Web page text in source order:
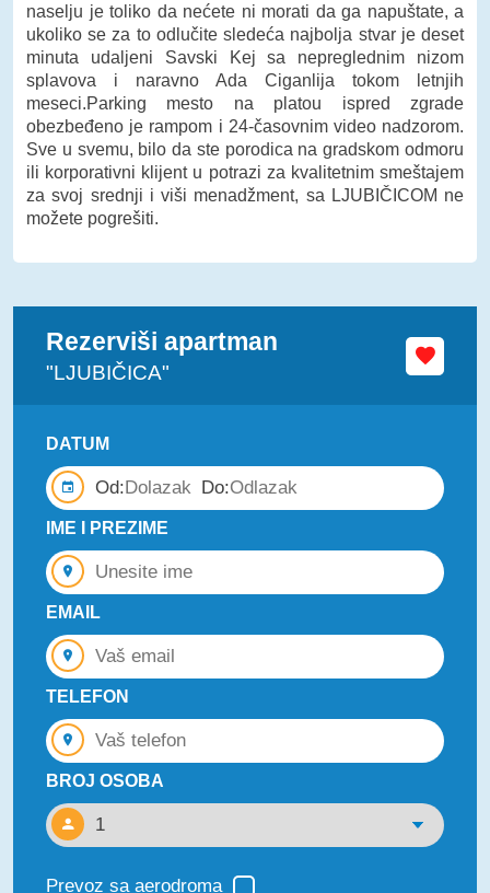
Rezerviši apartman
"LJUBIČICA"
DATUM
Od: Do:
IME I PREZIME
EMAIL
TELEFON
BROJ OSOBA
Prevoz sa aerodroma
naselju je toliko da nećete ni morati da ga napuštate, a
ukoliko se za to odlučite sledeća najbolja stvar je deset
minuta udaljeni Savski Kej sa nepreglednim nizom
splavova i naravno Ada Ciganlija tokom letnjih
meseci.Parking mesto na platou ispred zgrade
obezbeđeno je rampom i 24-časovnim video nadzorom.
Sve u svemu, bilo da ste porodica na gradskom odmoru
ili korporativni klijent u potrazi za kvalitetnim smeštajem
za svoj srednji i viši menadžment, sa LJUBIČICOM ne
možete pogrešiti.